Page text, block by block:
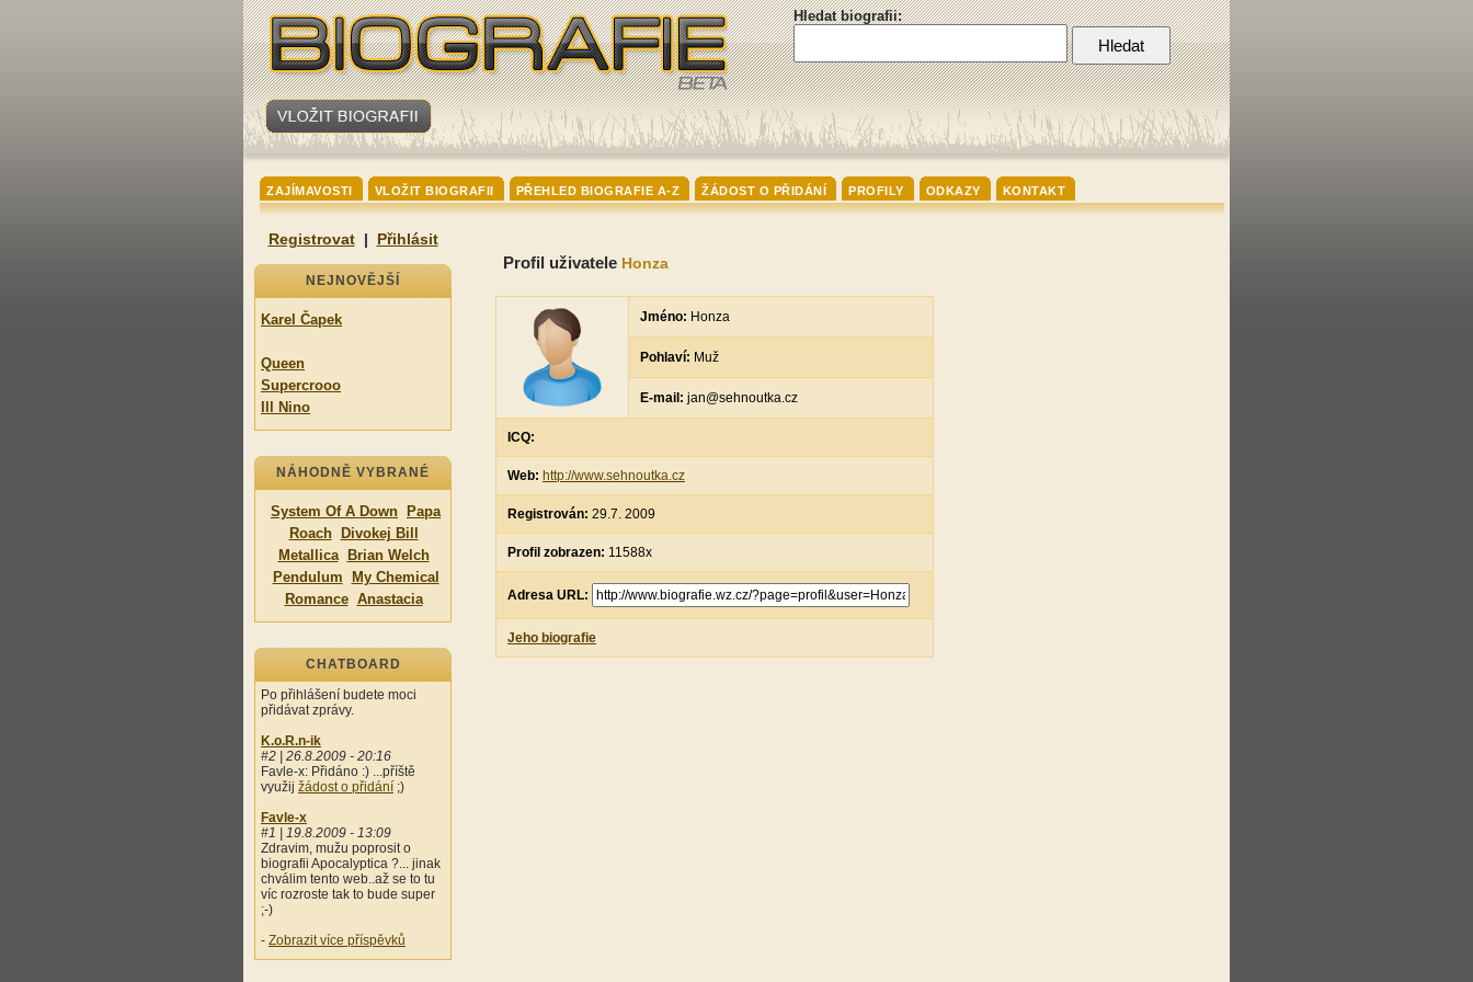
Hledat biografii:
ZAJÍMAVOSTI VLOŽIT BIOGRAFII PŘEHLED BIOGRAFIE A-Z ŽÁDOST O PŘIDÁNÍ PROFILY ODKAZY KONTAKT
Registrovat| Přihlásit
NEJNOVĚJŠÍ
Karel Čapek
Queen
Supercrooo
Ill Nino
NÁHODNĚ VYBRANÉ
System Of A Down
Papa
Roach
Divokej Bill
Metallica
Brian Welch
Pendulum
My Chemical
Romance Anastacia
CHATBOARD
Po přihlášení budete moci
přidávat zprávy.
K.o.R.n-ik
#2 | 26.8.2009 - 20:16
Favle-x: Přidáno :) ...příště
využij žádost o přidání ;)
Favle-x
#1 | 19.8.2009 - 13:09
Zdravim, mužu poprosit o
biografii Apocalyptica ?... jinak
chválim tento web..až se to tu
víc rozroste tak to bude super
;-)
- Zobrazit více příspěvků
Profil uživatele Honza
Jméno: Honza
Pohlaví: Muž
E-mail: jan@sehnoutka.cz
ICQ:
Web: http://www.sehnoutka.cz
Registrován: 29.7. 2009
Profil zobrazen: 11588x
Adresa URL:
Jeho biografie